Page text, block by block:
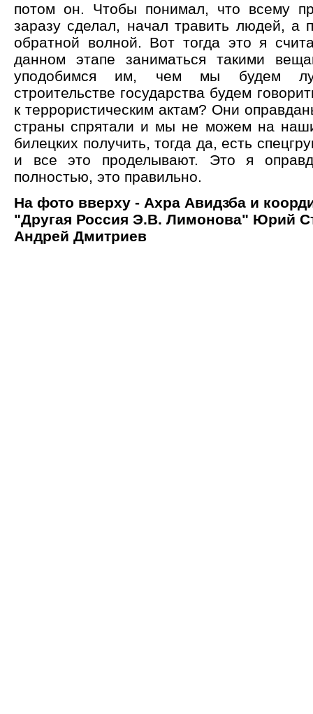
потом он. Чтобы понимал, что всему
заразу сделал, начал травить людей, а
обратной волной. Вот тогда это я
данном этапе заниматься такими
уподобимся им, чем мы будем
строительстве государства будем
к террористическим актам? Они
страны спрятали и мы не можем на
билецких получить, тогда да, есть
и все это проделывают. Это я
полностью, это правильно.
На фото вверху - Ахра Авидзба и
"Другая Россия Э.В. Лимонова" Юрий
Андрей Дмитриев